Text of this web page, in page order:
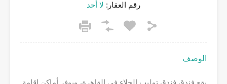
رقم العقار: لا أحد
الوصف
يقع فندق فندق توليب الجلاء في القاهرة، ويوفر أماكن إقامة